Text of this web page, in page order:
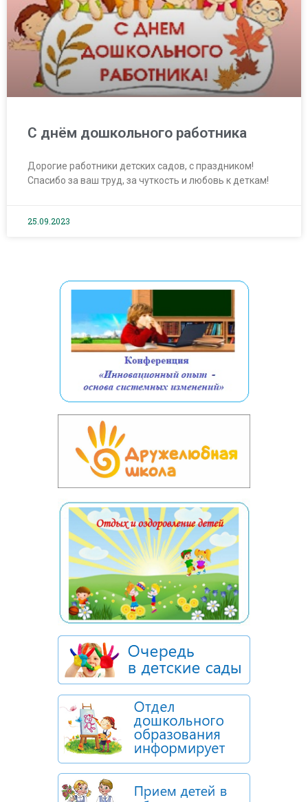
С днём дошкольного работника
Дорогие работники детских садов, с праздником!
Спасибо за ваш труд, за чуткость и любовь к деткам!
25.09.2023